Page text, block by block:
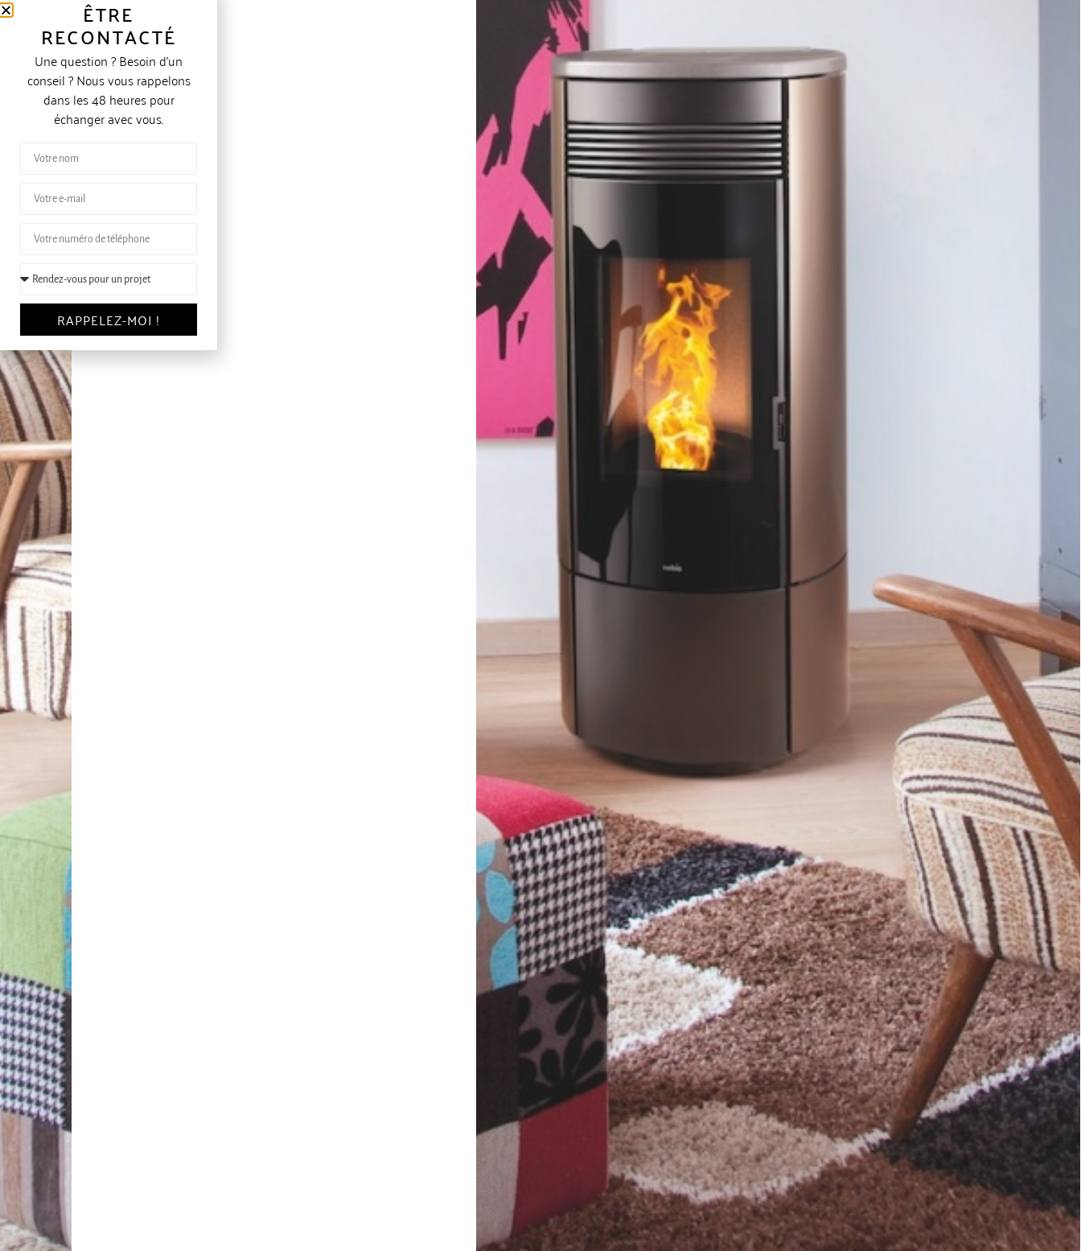
ÊTRE
RECONTACTÉ
Une question ? Besoin d’un
conseil ? Nous vous rappelons
dans les 48 heures pour
échanger avec vous.
RAPPELEZ-MOI !